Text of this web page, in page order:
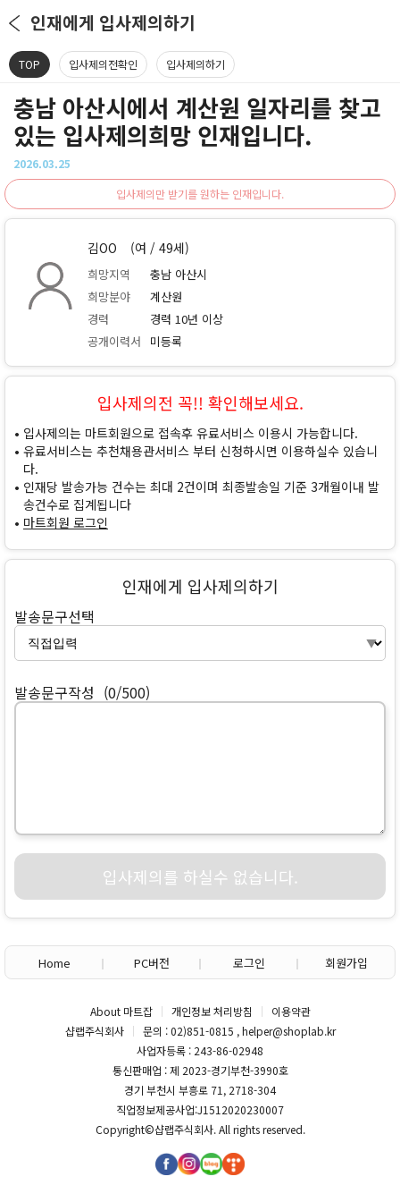
인재에게 입사제의하기
TOP 입사제의전확인 입사제의하기
충남 아산시에서 계산원 일자리를 찾고
있는 입사제의희망 인재입니다.
2026.03.25
입사제의만 받기를 원하는 인재입니다.
김OO (여 / 49세)
희망지역
충남 아산시
희망분야
계산원
경력
경력 10년 이상
공개이력서
미등록
입사제의전 꼭!! 확인해보세요.
입사제의는 마트회원으로 접속후 유료서비스 이용시 가능합니다.
유료서비스는 추천채용관서비스 부터 신청하시면 이용하실수 있습니
다.
인재당 발송가능 건수는 최대 2건이며 최종발송일 기준 3개월이내 발
송건수로 집계됩니다
마트회원 로그인
인재에게 입사제의하기
발송문구선택
발송문구작성 (0/500)
입사제의를 하실수 없습니다.
Home PC버전 로그인 회원가입
About 마트잡 개인정보 처리방침
이용약관
샵랩주식회사
문의 : 02)851-0815 , helper@shoplab.kr
사업자등록 : 243-86-02948
통신판매업 : 제 2023-경기부천-3990호
경기 부천시 부흥로 71, 2718-304
직업정보제공사업:J1512020230007
Copyright©샵랩주식회사. All rights reserved.